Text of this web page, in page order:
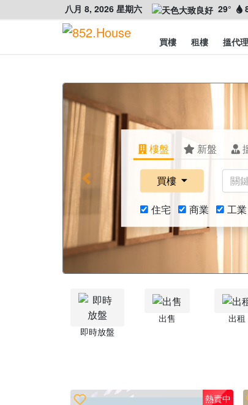
八月 8, 2026 星期六 29°
買樓 租樓 搵代理
樓盤 新盤
買樓
住宅 商業 工業
Previous
即時放盤
出售 出租
熱賣中